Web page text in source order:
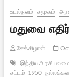
உதவி
எண்கள்
உடல்நலம் சமூகம்
மதுவை
சேக்கிழான்
இந்திய
சட்டம்-1950